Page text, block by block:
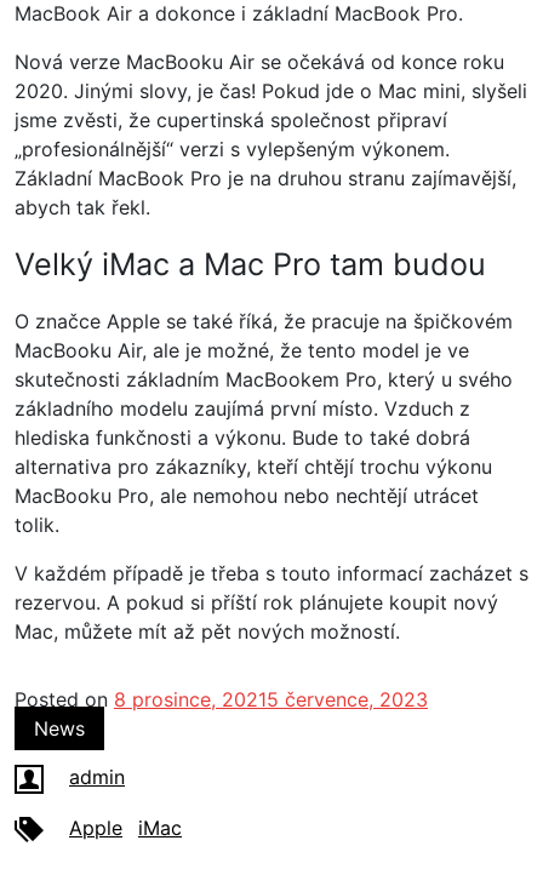
MacBook Air a dokonce i základní MacBook Pro.
Nová verze MacBooku Air se očekává od konce roku
2020. Jinými slovy, je čas! Pokud jde o Mac mini, slyšeli
jsme zvěsti, že cupertinská společnost připraví
„profesionálnější“ verzi s vylepšeným výkonem.
Základní MacBook Pro je na druhou stranu zajímavější,
abych tak řekl.
Velký iMac a Mac Pro tam budou
O značce Apple se také říká, že pracuje na špičkovém
MacBooku Air, ale je možné, že tento model je ve
skutečnosti základním MacBookem Pro, který u svého
základního modelu zaujímá první místo. Vzduch z
hlediska funkčnosti a výkonu. Bude to také dobrá
alternativa pro zákazníky, kteří chtějí trochu výkonu
MacBooku Pro, ale nemohou nebo nechtějí utrácet
tolik.
V každém případě je třeba s touto informací zacházet s
rezervou. A pokud si příští rok plánujete koupit nový
Mac, můžete mít až pět nových možností.
Posted on 8 prosince, 20215 července, 2023
News
admin
Apple iMac